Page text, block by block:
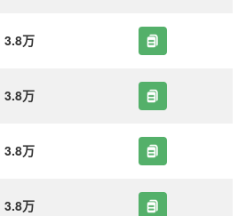
3.8万
3.8万
3.8万
3.8万